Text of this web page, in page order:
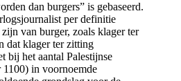
dan burgers” is gebaseerd.
per definitie
van burger, zoals klager ter
dat klager ter zitting
bij het aantal Palestijnse
in voornoemde